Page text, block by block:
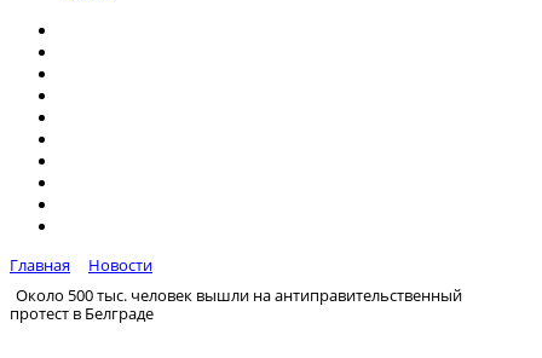
Главная
Новости
Около 500 тыс. человек вышли на антиправительственный
протест в Белграде